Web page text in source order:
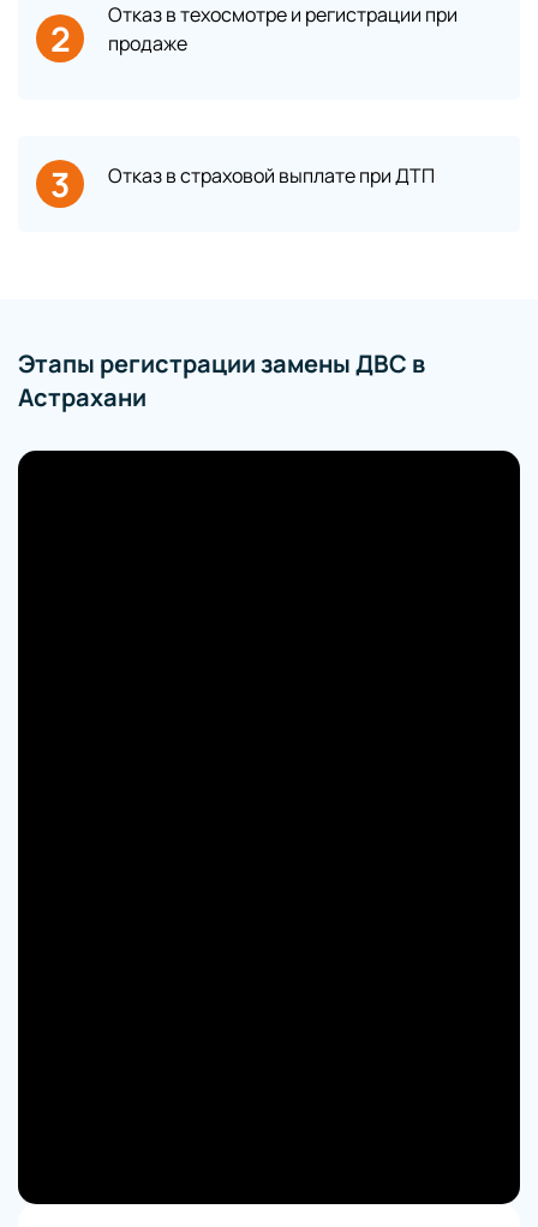
2
Отказ в техосмотре и регистрации при
продаже
3 Отказ в страховой выплате при ДТП
Этапы регистрации замены ДВС в
Астрахани